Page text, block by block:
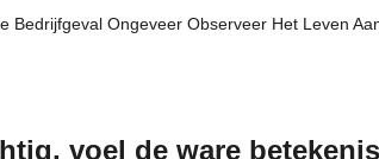
Ongeveer Observeer Het Leven
voel de ware